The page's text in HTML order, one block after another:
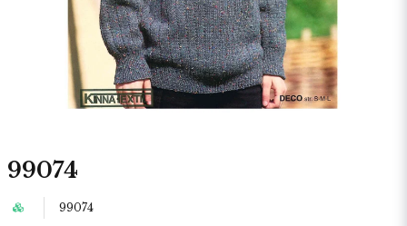
99074
99074